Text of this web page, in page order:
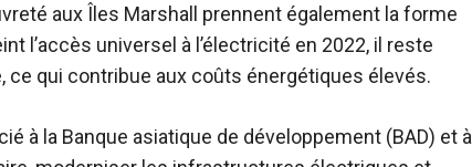
aux Îles Marshall prennent également la forme
l’accès universel à l’électricité en 2022, il reste
qui contribue aux coûts énergétiques élevés.
à la Banque asiatique de développement (BAD) et à